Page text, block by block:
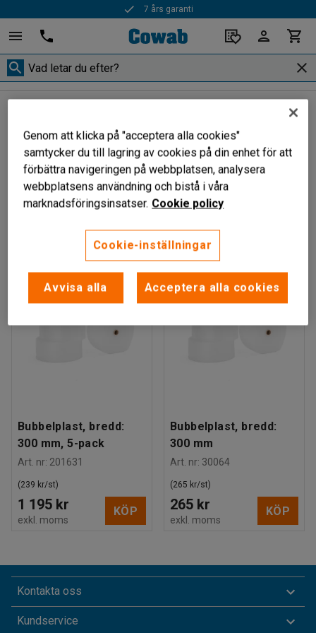
7 års garanti
Bubbelplast
Filtrera Sortera
Bubbelplast, bredd:
300 mm, 5-pack
Art. nr: 201631
1 195 kr
(239 kr/st)
exkl. moms
KÖP
Bubbelplast, bredd:
300 mm
Art. nr: 30064
265 kr
(265 kr/st)
exkl. moms
KÖP
Kontakta oss
Kundservice
Genom att klicka på "acceptera alla cookies"
samtycker du till lagring av cookies på din enhet för att
förbättra navigeringen på webbplatsen, analysera
webbplatsens användning och bistå i våra
marknadsföringsinsatser. Cookie policy
Cookie-inställningar
Avvisa alla Acceptera alla cookies